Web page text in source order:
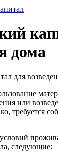
дома
или
требуется
следующие: